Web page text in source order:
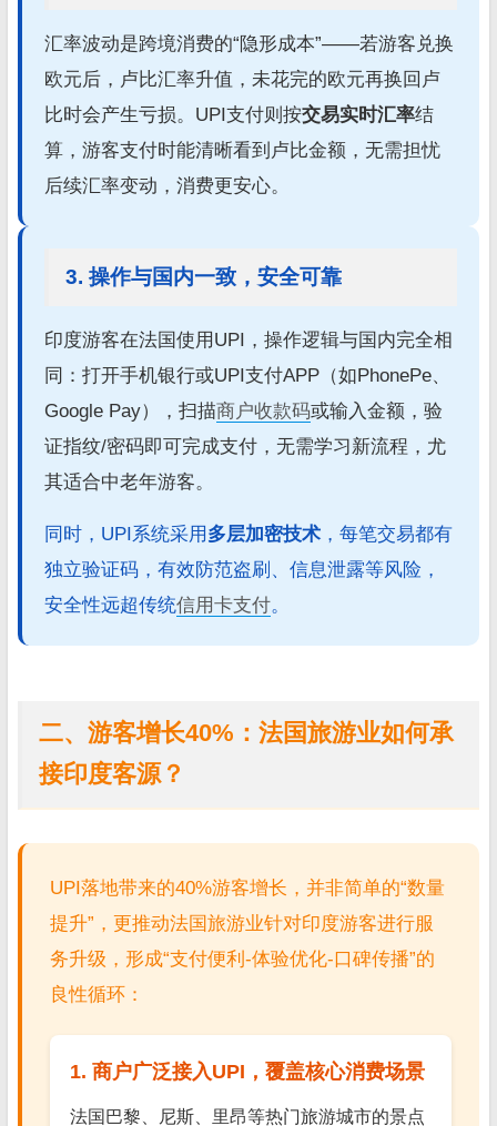
汇率波动是跨境消费的“隐形成本”——若游客兑换
欧元后，卢比汇率升值，未花完的欧元再换回卢
比时会产生亏损。UPI支付则按交易实时汇率结
算，游客支付时能清晰看到卢比金额，无需担忧
后续汇率变动，消费更安心。
3. 操作与国内一致，安全可靠
印度游客在法国使用UPI，操作逻辑与国内完全相
同：打开手机银行或UPI支付APP（如PhonePe、
Google Pay），扫描商户收款码或输入金额，验
证指纹/密码即可完成支付，无需学习新流程，尤
其适合中老年游客。
同时，UPI系统采用 多层加密技术 ，每笔交易都有
独立验证码，有效防范盗刷、信息泄露等风险，
安全性远超传统信用卡支付。
二、游客增长40%：法国旅游业如何承
接印度客源？
UPI落地带来的40%游客增长，并非简单的“数量
提升”，更推动法国旅游业针对印度游客进行服
务升级，形成“支付便利-体验优化-口碑传播”的
良性循环：
1. 商户广泛接入UPI，覆盖核心消费场景
法国巴黎、尼斯、里昂等热门旅游城市的景点